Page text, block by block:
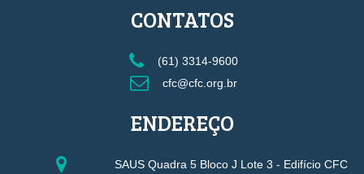
CONTATOS
(61) 3314-9600
cfc@cfc.org.br
ENDEREÇO
SAUS Quadra 5 Bloco J Lote 3 - Edifício CFC